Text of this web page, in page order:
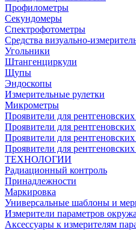
Профилометры
Секундомеры
Спектрофотометры
Средства визуально-
Угольники
Штангенциркули
Щупы
Эндоскопы
Измерительные рулетки
Микрометры
Проявители для
Проявители для
Проявители для
Проявители для
ТЕХНОЛОГИИ
Радиационный контроль
Принадлежности
Маркировка
Универсальные шаблоны и
Измерители параметров
Аксессуары к измерителям